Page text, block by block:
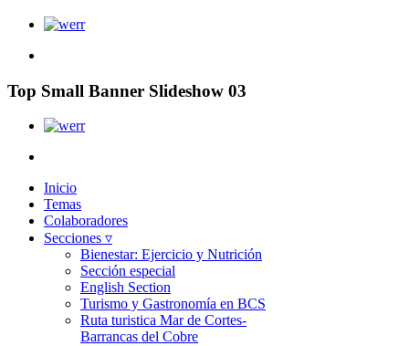
Top Small Banner Slideshow 03
Inicio
Temas
Colaboradores
Secciones ▿
Bienestar: Ejercicio y Nutrición
Sección especial
English Section
Turismo y Gastronomía en BCS
Ruta turistica Mar de Cortes-
Barrancas del Cobre